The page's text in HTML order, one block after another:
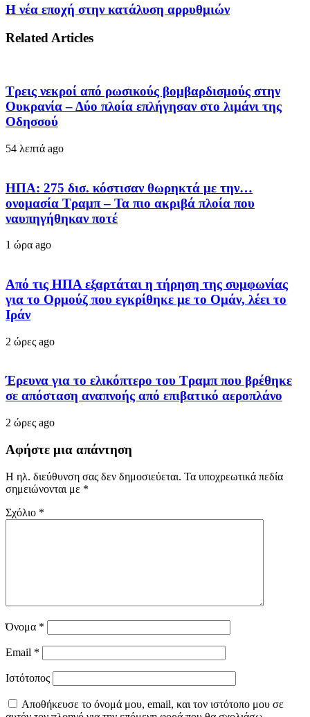
Η νέα εποχή στην κατάλυση αρρυθμιών
Related Articles
Τρεις νεκροί από ρωσικούς βομβαρδισμούς στην
Ουκρανία – Δύο πλοία επλήγησαν στο λιμάνι της
Οδησσού
54 λεπτά ago
ΗΠΑ: 275 δισ. κόστισαν θωρηκτά με την…
ονομασία Τραμπ – Τα πιο ακριβά πλοία που
ναυπηγήθηκαν ποτέ
1 ώρα ago
Από τις ΗΠΑ εξαρτάται η τήρηση της συμφωνίας
για το Ορμούζ που εγκρίθηκε με το Ομάν, λέει το
Ιράν
2 ώρες ago
Έρευνα για το ελικόπτερο του Τραμπ που βρέθηκε
σε απόσταση αναπνοής από επιβατικό αεροπλάνο
2 ώρες ago
Αφήστε μια απάντηση
Η ηλ. διεύθυνση σας δεν δημοσιεύεται. Τα υποχρεωτικά πεδία
σημειώνονται με *
Σχόλιο *
Όνομα *
Email *
Ιστότοπος
Αποθήκευσε το όνομά μου, email, και τον ιστότοπο μου σε